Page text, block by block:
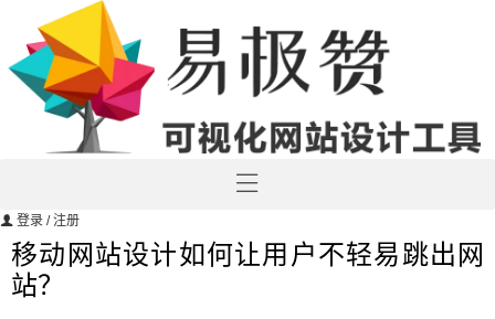
登录 / 注册
移动网站设计如何让用户不轻易跳出网
站？